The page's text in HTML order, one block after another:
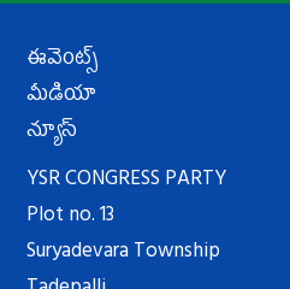
ఈవెంట్స్
మీడియా
న్యూస్
YSR CONGRESS PARTY
Plot no. 13
Suryadevara Township